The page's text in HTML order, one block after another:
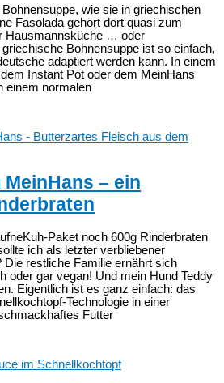
wie sie in griechischen
Fasolada gehört dort quasi zum
Hausmannsküche … oder
Bohnensuppe ist so einfach,
adaptiert werden kann. In einem
Instant Pot oder dem MeinHans
einem normalen
– ein
Paket noch 600g Rinderbraten
ich als letzter verbliebener
Die restliche Familie ernährt sich
oder gar vegan! Und mein Hund Teddy
Eigentlich ist es ganz einfach: das
Technologie in einer
Futter